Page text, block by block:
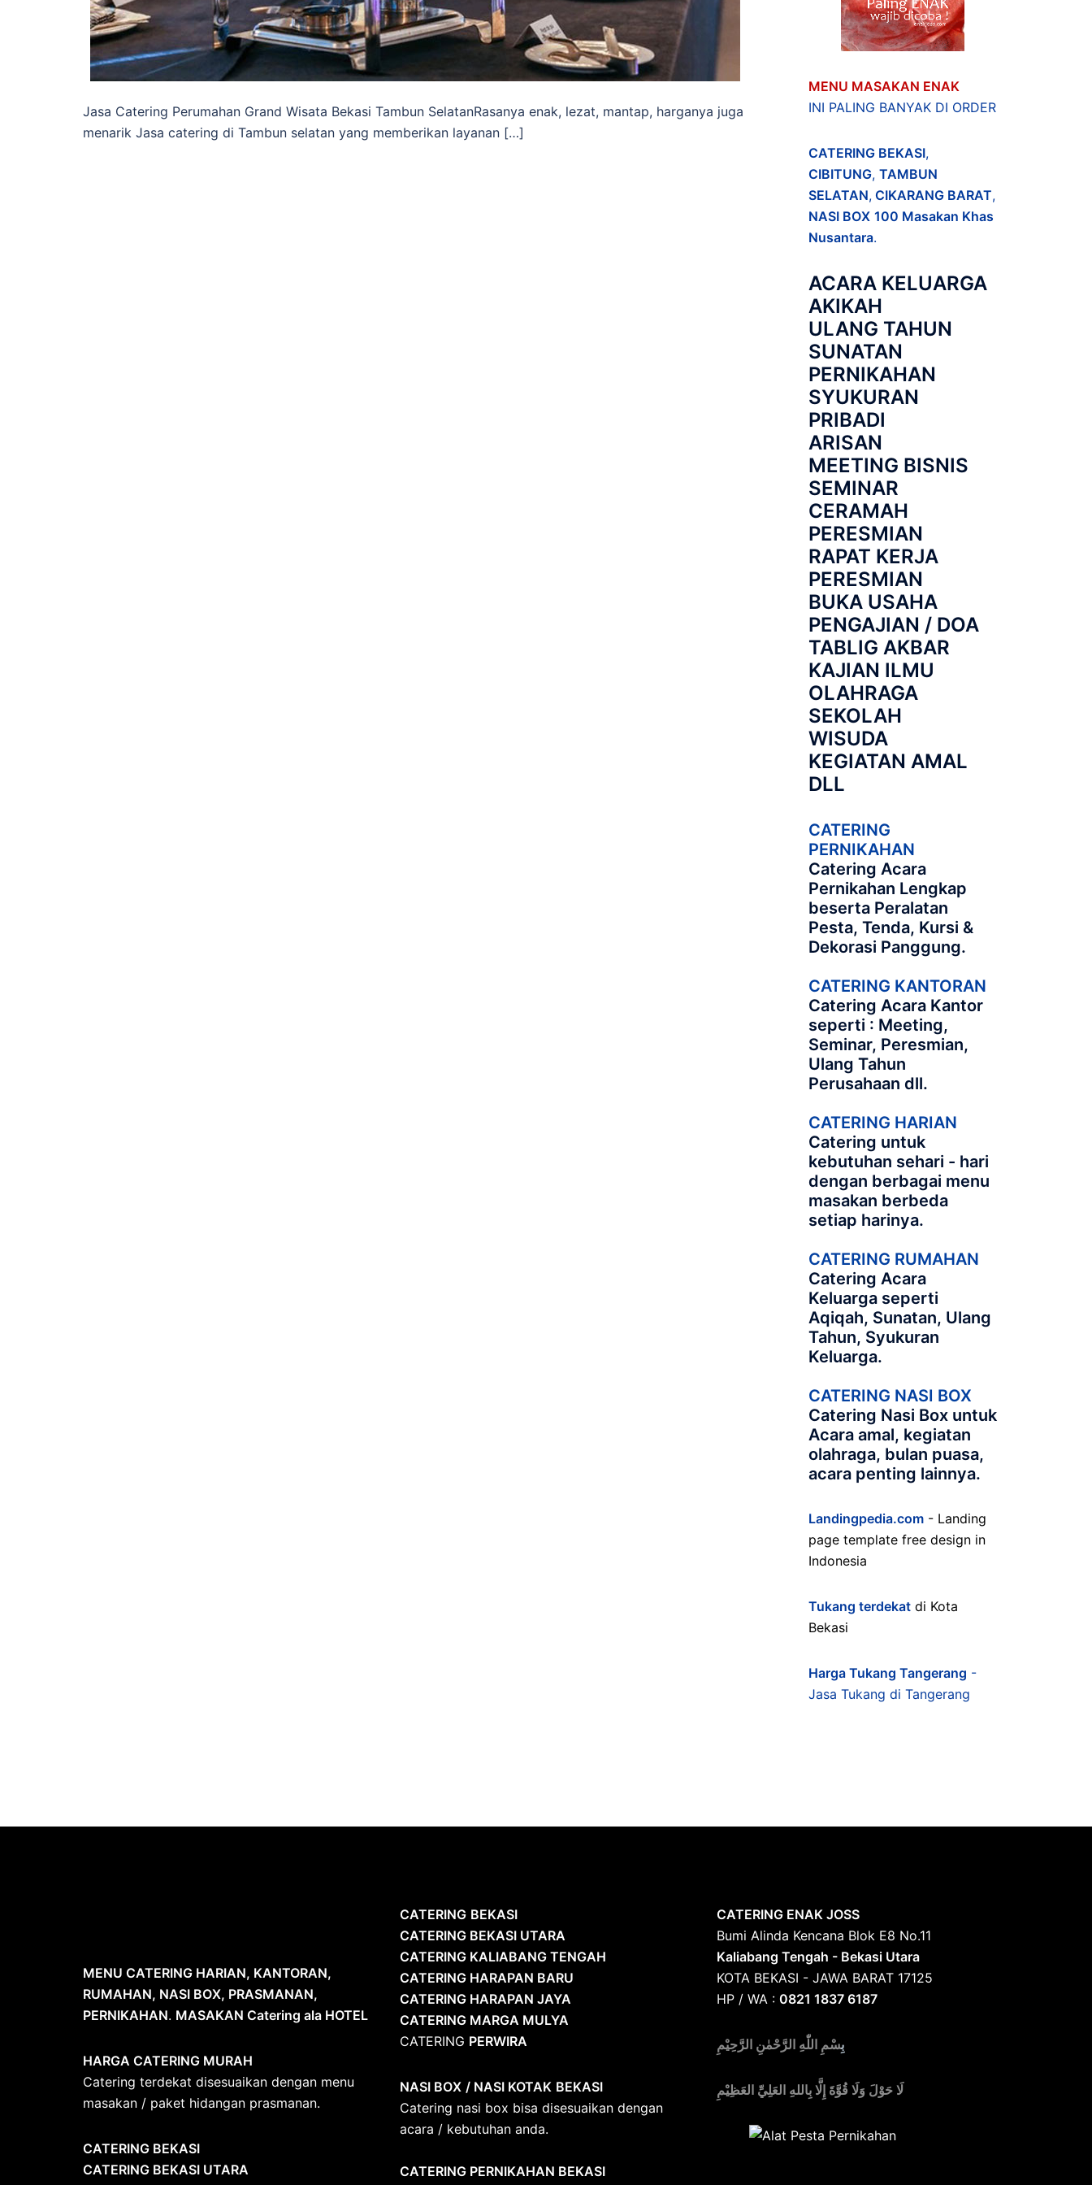
Jasa Catering Perumahan Grand Wisata Bekasi Tambun SelatanRasanya enak, lezat, mantap, harganya juga
menarik Jasa catering di Tambun selatan yang memberikan layanan […]
MENU MASAKAN ENAK
INI PALING BANYAK DI ORDER
CATERING BEKASI,
CIBITUNG, TAMBUN
SELATAN,CIKARANG BARAT,
NASI BOX 100 Masakan Khas
Nusantara.
ACARA KELUARGA
AKIKAH
ULANG TAHUN
SUNATAN
PERNIKAHAN
SYUKURAN
PRIBADI
ARISAN
MEETING BISNIS
SEMINAR
CERAMAH
PERESMIAN
RAPAT KERJA
PERESMIAN
BUKA USAHA
PENGAJIAN / DOA
TABLIG AKBAR
KAJIAN ILMU
OLAHRAGA
SEKOLAH
WISUDA
KEGIATAN AMAL
DLL
CATERING
PERNIKAHAN
Catering Acara
Pernikahan Lengkap
beserta Peralatan
Pesta, Tenda, Kursi &
Dekorasi Panggung.
CATERING KANTORAN
Catering Acara Kantor
seperti : Meeting,
Seminar, Peresmian,
Ulang Tahun
Perusahaan dll.
CATERING HARIAN
Catering untuk
kebutuhan sehari - hari
dengan berbagai menu
masakan berbeda
setiap harinya.
CATERING RUMAHAN
Catering Acara
Keluarga seperti
Aqiqah, Sunatan, Ulang
Tahun, Syukuran
Keluarga.
CATERING NASI BOX
Catering Nasi Box untuk
Acara amal, kegiatan
olahraga, bulan puasa,
acara penting lainnya.
Landingpedia.com - Landing
page template free design in
Indonesia
Tukang terdekatdi Kota
Bekasi
Harga Tukang Tangerang -
Jasa Tukang di Tangerang
MENU CATERING HARIAN, KANTORAN,
RUMAHAN, NASI BOX, PRASMANAN,
PERNIKAHAN. MASAKAN Catering ala HOTEL
HARGA CATERING MURAH
Catering terdekat disesuaikan dengan menu
masakan / paket hidangan prasmanan.
CATERING BEKASI
CATERING BEKASI UTARA
CATERING BEKASI
CATERING BEKASI UTARA
CATERING KALIABANG TENGAH
CATERING HARAPAN BARU
CATERING HARAPAN JAYA
CATERING MARGA MULYA
CATERING PERWIRA
NASI BOX / NASI KOTAK BEKASI
Catering nasi box bisa disesuaikan dengan
acara / kebutuhan anda.
CATERING PERNIKAHAN BEKASI
CATERING ENAK JOSS
Bumi Alinda Kencana Blok E8 No.11
Kaliabang Tengah - Bekasi Utara
KOTA BEKASI - JAWA BARAT 17125
HP / WA : 0821 1837 6187
بِسْمِ اللّٰهِ الرَّحْمٰنِ الرَّحِيْمِ
لَا حَوْلَ وَلَا قُوَّةَ إِلَّا بِاللهِ العَلِيِّ العَظِيْمِ